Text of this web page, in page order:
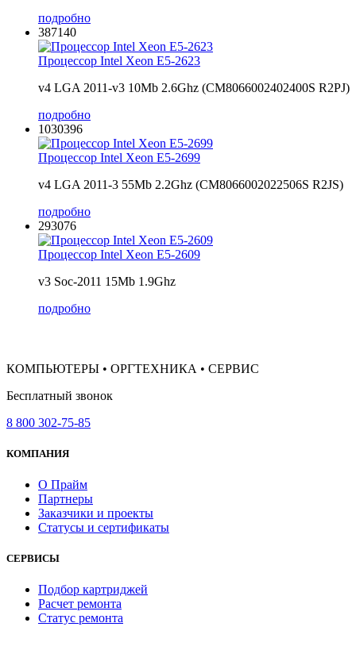
подробно
387140
Процессор Intel Xeon E5-2623
v4 LGA 2011-v3 10Mb 2.6Ghz (CM8066002402400S R2PJ)
подробно
1030396
Процессор Intel Xeon E5-2699
v4 LGA 2011-3 55Mb 2.2Ghz (CM8066002022506S R2JS)
подробно
293076
Процессор Intel Xeon E5-2609
v3 Soc-2011 15Mb 1.9Ghz
подробно
КОМПЬЮТЕРЫ • ОРГТЕХНИКА • СЕРВИС
Бесплатный звонок
8 800 302-75-85
КОМПАНИЯ
О Прайм
Партнеры
Заказчики и проекты
Статусы и сертификаты
СЕРВИСЫ
Подбор картриджей
Расчет ремонта
Статус ремонта